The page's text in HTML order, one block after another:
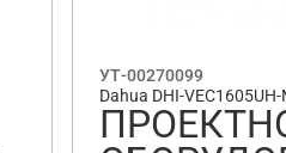
УТ-00270099
Dahua DHI-VEC1605UH-